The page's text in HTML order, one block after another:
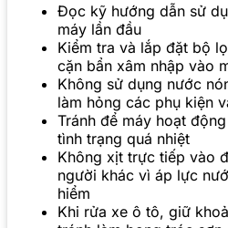
Đọc kỹ hướng dẫn sử
máy lần đầu
Kiểm tra và lắp đặt bộ
cặn bẩn xâm nhập vào
Không sử dụng nước
làm hỏng các phụ kiện
Tránh để máy hoạt
tình trạng quá nhiệt
Không xịt trực tiếp vào
người khác vì áp lực
hiểm
Khi rửa xe ô tô, giữ